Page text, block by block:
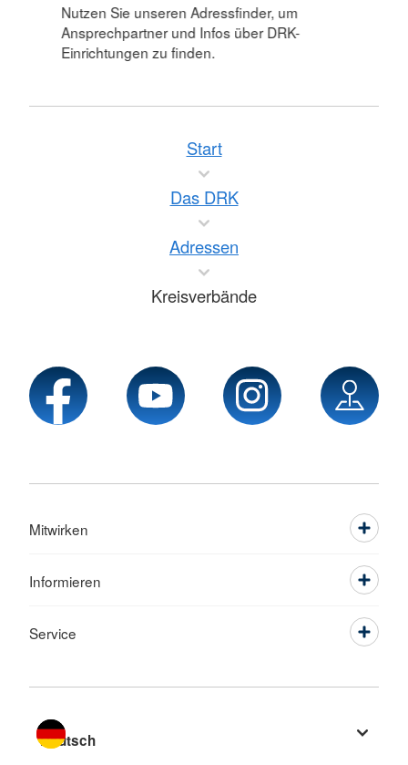
Nutzen Sie unseren Adressfinder, um
Ansprechpartner und Infos über DRK-
Einrichtungen zu finden.
Start
Das DRK
Adressen
Kreisverbände
Mitwirken
Informieren
Service
Sprache wechseln zu